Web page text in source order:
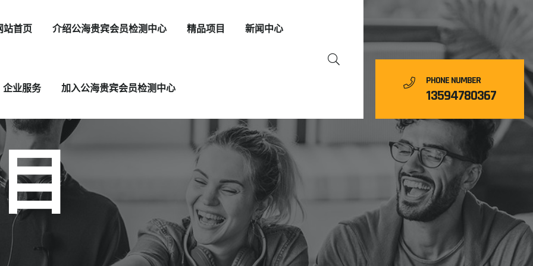
站首页 介绍公海贵宾会员检测中心 精品项目 新闻中心
企业服务 加入公海贵宾会员检测中心
PHONE NUMBER
13594780367